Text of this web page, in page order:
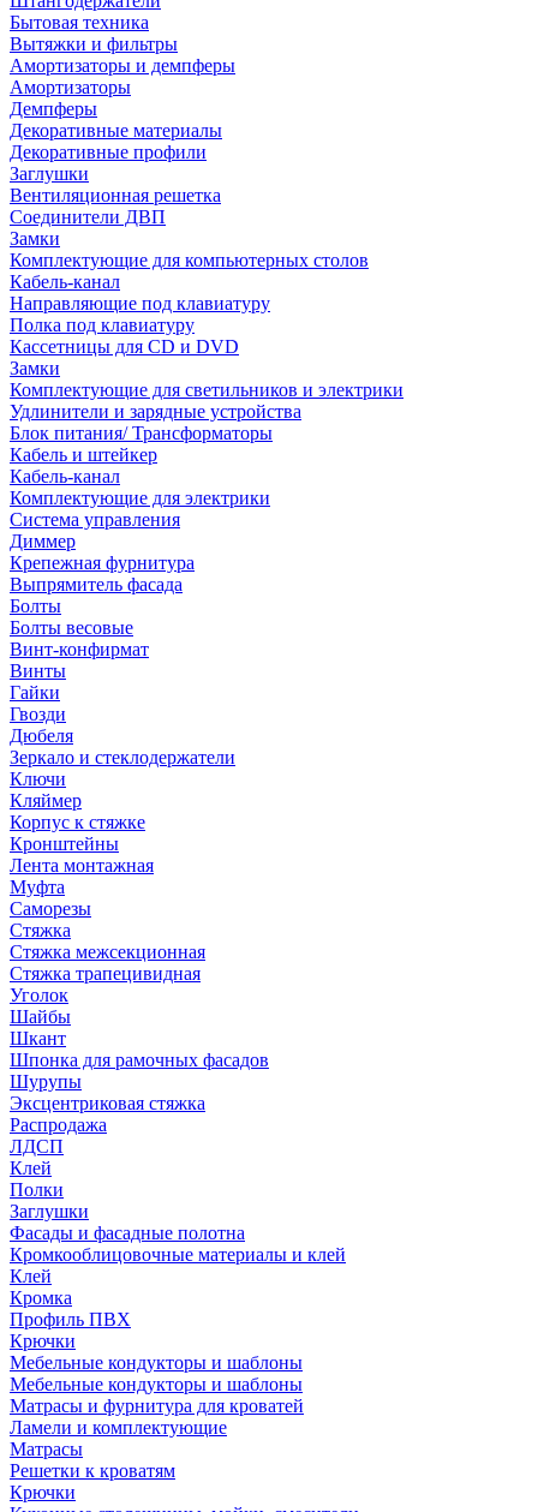
Бытовая техника
Вытяжки и фильтры
Амортизаторы и демпферы
Амортизаторы
Демпферы
Декоративные материалы
Декоративные профили
Заглушки
Вентиляционная решетка
Соединители ДВП
Замки
Комплектующие для компьютерных столов
Кабель-канал
Направляющие под клавиатуру
Полка под клавиатуру
Кассетницы для CD и DVD
Замки
Комплектующие для светильников и электрики
Удлинители и зарядные устройства
Блок питания/ Трансформаторы
Кабель и штейкер
Кабель-канал
Комплектующие для электрики
Система управления
Диммер
Крепежная фурнитура
Выпрямитель фасада
Болты
Болты весовые
Винт-конфирмат
Винты
Гайки
Гвозди
Дюбеля
Зеркало и стеклодержатели
Ключи
Кляймер
Корпус к стяжке
Кронштейны
Лента монтажная
Муфта
Саморезы
Стяжка
Стяжка межсекционная
Стяжка трапецивидная
Уголок
Шайбы
Шкант
Шпонка для рамочных фасадов
Шурупы
Эксцентриковая стяжка
Распродажа
ЛДСП
Клей
Полки
Заглушки
Фасады и фасадные полотна
Кромкооблицовочные материалы и клей
Клей
Кромка
Профиль ПВХ
Крючки
Мебельные кондукторы и шаблоны
Мебельные кондукторы и шаблоны
Матрасы и фурнитура для кроватей
Ламели и комплектующие
Матрасы
Решетки к кроватям
Крючки